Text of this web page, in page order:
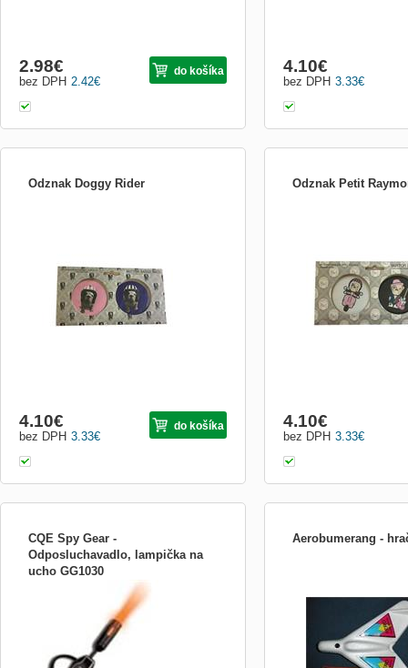
2.42€
bez DPH
2.98€ do košíka
3.33€
bez DPH
4.10€
Odznak Doggy Rider
3.33€
bez DPH
4.10€ do košíka
Odznak Petit
3.33€
bez DPH
4.10€
CQE Spy Gear -
Odposluchavadlo, lampička na
ucho GG1030
Výbava pre špiona: Odposluchavadlo,
Aerobumerang -
odreagování pro tatínka i
Vám dětské letadélko z
chová jako bumerang.
gumy letadélko vystřelite
návodu a ono se Vám po
oblouku vrátí zpět